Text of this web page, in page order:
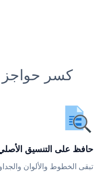
كسر حواجز
حافظ على التنسيق
تبقى الخطوط والألوان